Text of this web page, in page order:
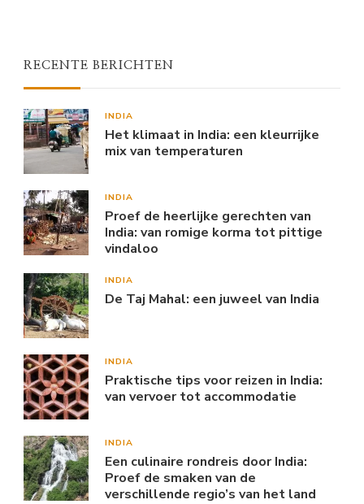
RECENTE BERICHTEN
INDIA
Het klimaat in India: een kleurrijke
mix van temperaturen
INDIA
Proef de heerlijke gerechten van
India: van romige korma tot pittige
vindaloo
INDIA
De Taj Mahal: een juweel van India
INDIA
Praktische tips voor reizen in India:
van vervoer tot accommodatie
INDIA
Een culinaire rondreis door India:
Proef de smaken van de
verschillende regio’s van het land